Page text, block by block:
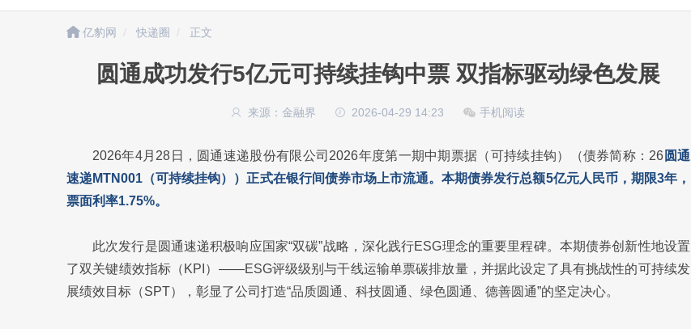
亿豹网 快递圈 正文
圆通成功发行5亿元可持续挂钩中票 双指标驱动绿色发展
来源：金融界 2026-04-29 14:23 手机阅读
2026年4月28日，圆通速递股份有限公司2026年度第一期中期票据（可持续挂钩）（债券简称：26 圆通
速递MTN001（可持续挂钩））正式在银行间债券市场上市流通。本期债券发行总额5亿元人民币，期限3年，
票面利率1.75%。
此次发行是圆通速递积极响应国家“双碳”战略，深化践行ESG理念的重要里程碑。本期债券创新性地设置
了双关键绩效指标（KPI）——ESG评级级别与干线运输单票碳排放量，并据此设定了具有挑战性的可持续发
展绩效目标（SPT），彰显了公司打造“品质圆通、科技圆通、绿色圆通、德善圆通”的坚定决心。